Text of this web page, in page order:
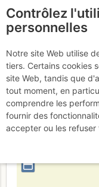
+
–
Contrôlez
personnelles
Notre site Web utilise
tiers. Certains cookies
site Web, tandis que
tout moment, en
comprendre les
fournir des
accepter ou les refuser